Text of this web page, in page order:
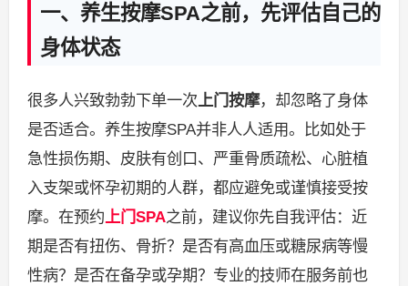
一、养生按摩SPA之前，先评估自己的
身体状态
很多人兴致勃勃下单一次上门按摩，却忽略了身体
是否适合。养生按摩SPA并非人人适用。比如处于
急性损伤期、皮肤有创口、严重骨质疏松、心脏植
入支架或怀孕初期的人群，都应避免或谨慎接受按
摩。在预约上门SPA之前，建议你先自我评估：近
期是否有扭伤、骨折？是否有高血压或糖尿病等慢
性病？是否在备孕或孕期？专业的技师在服务前也